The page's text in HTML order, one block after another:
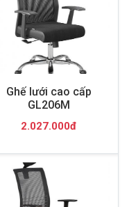
Ghế lưới cao cấp
GL206M
2.027.000đ